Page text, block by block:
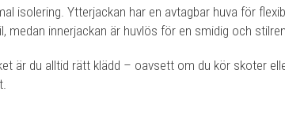
isolering. Ytterjackan har en avtagbar huva för
medan innerjackan är huvlös för en smidig och
är du alltid rätt klädd – oavsett om du kör skoter